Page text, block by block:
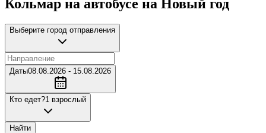
Кольмар на автобусе на Новый год
Выберите город отправления
Даты08.08.2026 - 15.08.2026
Кто едет?1 взрослый
Найти